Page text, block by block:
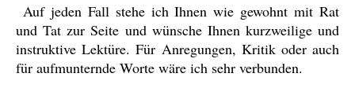
Auf jeden Fall stehe ich Ihnen wie gewohnt mit Rat
und Tat zur Seite und wünsche Ihnen kurzweilige und
instruktive Lektüre. Für Anregungen, Kritik oder auch
für aufmunternde Worte wäre ich sehr verbunden.